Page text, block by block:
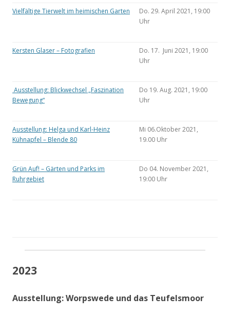
Vielfältige Tierwelt im heimischen Garten
Do. 29. April 2021, 19:00
Uhr
Kersten Glaser – Fotografien
Do. 17. Juni 2021, 19:00
Uhr
Ausstellung: Blickwechsel „Faszination
Bewegung“
Do 19. Aug. 2021, 19:00
Uhr
Ausstellung: Helga und Karl-Heinz
Kühnapfel – Blende 80
Mi 06.Oktober 2021,
19.00 Uhr
Grün Auf! – Gärten und Parks im
Ruhrgebiet
Do 04. November 2021,
19:00 Uhr
2023
Ausstellung: Worpswede und das Teufelsmoor